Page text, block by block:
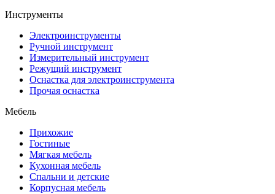
Инструменты
Электроинструменты
Ручной инструмент
Измерительный инструмент
Режущий инструмент
Оснастка для электроинструмента
Прочая оснастка
Мебель
Прихожие
Гостиные
Мягкая мебель
Кухонная мебель
Спальни и детские
Корпусная мебель